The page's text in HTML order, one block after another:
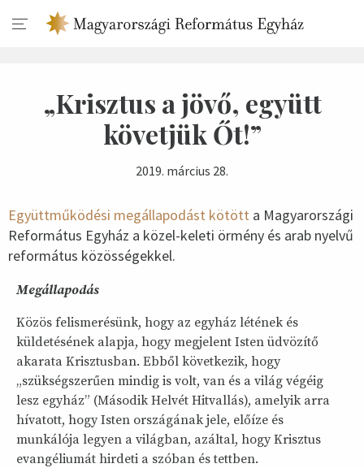
„Krisztus a jövő, együtt
követjük Őt!”
2019. március 28.
Együttműködési megállapodást kötött a Magyarországi
Református Egyház a közel-keleti örmény és arab nyelvű
református közösségekkel.
Megállapodás
Közös felismerésünk, hogy az egyház létének és
küldetésének alapja, hogy megjelent Isten üdvözítő
akarata Krisztusban. Ebből következik, hogy
„szükségszerűen mindig is volt, van és a világ végéig
lesz egyház” (Második Helvét Hitvallás), amelyik arra
hívatott, hogy Isten országának jele, előíze és
munkálója legyen a világban, azáltal, hogy Krisztus
evangéliumát hirdeti a szóban és tettben.